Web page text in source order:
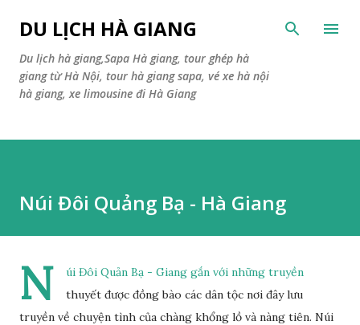
Skip to main content
DU LỊCH HÀ GIANG
Du lịch hà giang,Sapa Hà giang, tour ghép hà
giang từ Hà Nội, tour hà giang sapa, vé xe hà nội
hà giang, xe limousine đi Hà Giang
Núi Đôi Quảng Bạ - Hà Giang
N
úi Đôi Quản Bạ - Giang gắn với những truyền
thuyết được đồng bào các dân tộc nơi đây lưu
truyền về chuyện tình của chàng khổng lồ và nàng tiên. Núi